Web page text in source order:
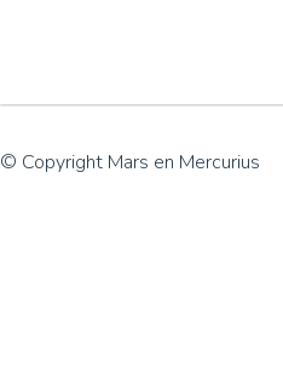
© Copyright Mars en Mercurius